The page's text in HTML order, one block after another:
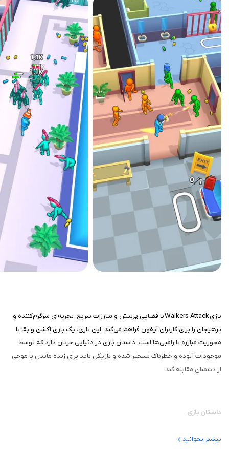
بازی Walkers Attack با فضایی پرتنش و مبارزات سریع، تجربه‌ای سرگرم‌کننده و
پرهیجان را برای کاربران آیفون فراهم می‌کند. این بازی، یک بازی اکشن و بقا با
محوریت مبارزه با زامبی‌ها است. داستان بازی در دنیایی جریان دارد که توسط
موجودات آلوده و خطرناک تسخیر شده و بازیکن باید برای زنده ماندن با موجی
از دشمنان مقابله کند.
داستان بازی
بیشتر بخوانید